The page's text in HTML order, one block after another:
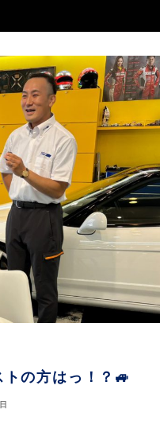
の方はっ！？🚙